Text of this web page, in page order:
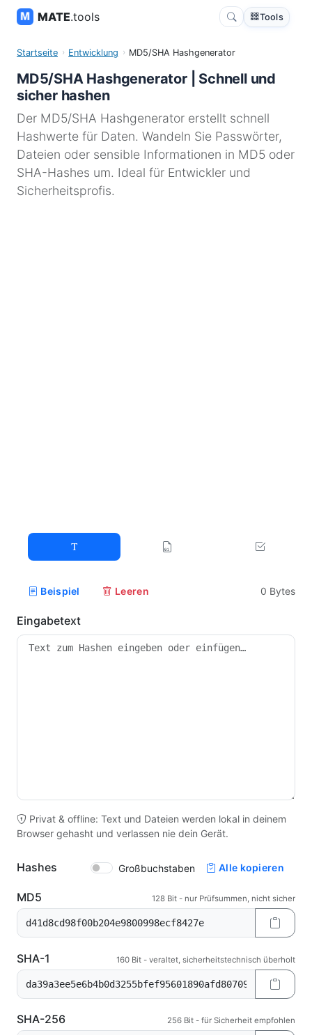
MATE.tools Tools
Startseite Entwicklung MD5/SHA Hashgenerator
MD5/SHA Hashgenerator | Schnell und
sicher hashen
Der MD5/SHA Hashgenerator erstellt schnell
Hashwerte für Daten. Wandeln Sie Passwörter,
Dateien oder sensible Informationen in MD5 oder
SHA-Hashes um. Ideal für Entwickler und
Sicherheitsprofis.
Beispiel Leeren 0 Bytes
Eingabetext
Privat & offline: Text und Dateien werden lokal in deinem
Browser gehasht und verlassen nie dein Gerät.
Hashes Großbuchstaben Alle kopieren
MD5 128 Bit - nur Prüfsummen, nicht sicher
SHA-1 160 Bit - veraltet, sicherheitstechnisch überholt
SHA-256 256 Bit - für Sicherheit empfohlen